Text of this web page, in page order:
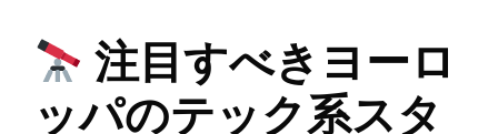
注目すべきヨーロ
ッパのテック系スタ